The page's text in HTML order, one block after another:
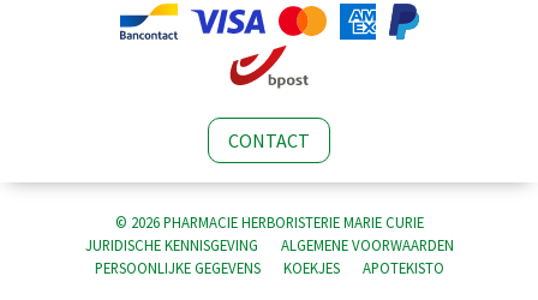
CONTACT
© 2026 PHARMACIE HERBORISTERIE MARIE CURIE
JURIDISCHE KENNISGEVING
ALGEMENE VOORWAARDEN
PERSOONLIJKE GEGEVENS
KOEKJES APOTEKISTO